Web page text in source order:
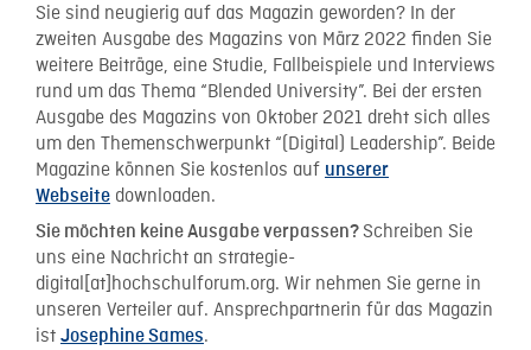
Sie sind neugierig auf das Magazin geworden? In der
zweiten Ausgabe des Magazins von März 2022 finden Sie
weitere Beiträge, eine Studie, Fallbeispiele und Interviews
rund um das Thema “Blended University”. Bei der ersten
Ausgabe des Magazins von Oktober 2021 dreht sich alles
um den Themenschwerpunkt “(Digital) Leadership”. Beide
Magazine können Sie kostenlos auf unserer
Webseite downloaden.
Sie möchten keine Ausgabe verpassen?Schreiben Sie
uns eine Nachricht an strategie-
digital[at]hochschulforum.org. Wir nehmen Sie gerne in
unseren Verteiler auf. Ansprechpartnerin für das Magazin
ist Josephine Sames.